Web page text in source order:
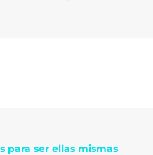
para ser ellas mismas